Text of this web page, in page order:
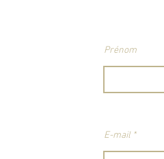
Prénom
E-mail